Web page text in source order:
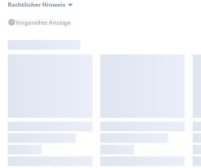
Rechtlicher Hinweis
Vorgereihte Anzeige